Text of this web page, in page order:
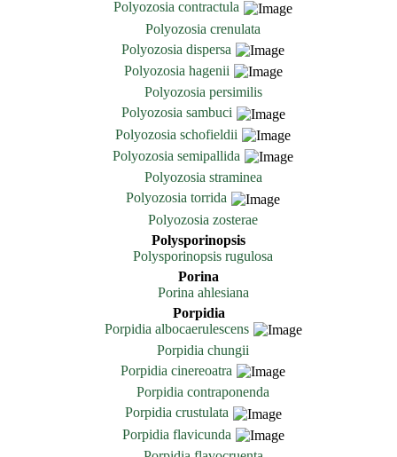
Polyozosia contractula
Polyozosia crenulata
Polyozosia dispersa
Polyozosia hagenii
Polyozosia persimilis
Polyozosia sambuci
Polyozosia schofieldii
Polyozosia semipallida
Polyozosia straminea
Polyozosia torrida
Polyozosia zosterae
Polysporinopsis
Polysporinopsis rugulosa
Porina
Porina ahlesiana
Porpidia
Porpidia albocaerulescens
Porpidia chungii
Porpidia cinereoatra
Porpidia contraponenda
Porpidia crustulata
Porpidia flavicunda